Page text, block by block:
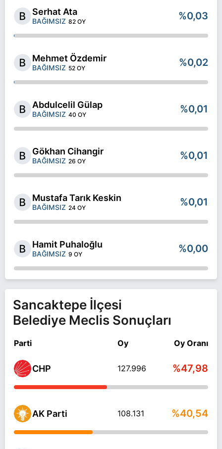
Serhat Ata
BAĞIMSIZ 82 OY %0,03
Mehmet Özdemir
BAĞIMSIZ 52 OY %0,02
Abdulcelil Gülap
BAĞIMSIZ 40 OY %0,01
Gökhan Cihangir
BAĞIMSIZ 26 OY %0,01
Mustafa Tarık Keskin
BAĞIMSIZ 24 OY %0,01
Hamit Puhaloğlu
BAĞIMSIZ 9 OY %0,00
Sancaktepe İlçesi
Belediye Meclis Sonuçları
Parti Oy Oy Oranı
CHP 127.996 %47,98
AK Parti 108.131 %40,54